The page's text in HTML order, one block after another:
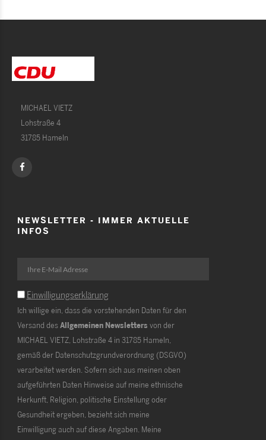
MICHAEL VIETZ
Lohstraße 4
31785 Hameln
NEWSLETTER - IMMER AKTUELLE
INFOS
Einwilligungserklärung
Ich willige ein, dass die vorstehenden Daten für den
Versand desAllgemeinen Newsletters von der
MICHAEL VIETZ, Lohstraße 4 in 31785 Hameln,
gemäß der Datenschutzgrundverordnung (DSGVO)
verarbeitet werden. Sofern sich aus meinen oben
aufgeführten Daten Hinweise auf meine ethnische
Herkunft, Religion, politische Einstellung oder
Gesundheit ergeben, bezieht sich meine
Einwilligung auch auf diese Angaben. Meine